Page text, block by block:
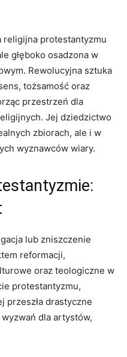
religijna protestantyzmu
głęboko osadzona w
Rewolucyjna sztuka
tożsamość oraz
przestrzeń dla
Jej dziedzictwo
zbiorach, ale i w
wyznawców wiary.
lub zniszczenie
reformacji,
oraz teologiczne w
protestantyzmu,
przeszła drastyczne
dla artystów,